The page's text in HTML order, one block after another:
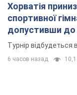
Хорватія
спортивної
допустивши до
основних
Турнір відбудеться
6 часов назад 10,1